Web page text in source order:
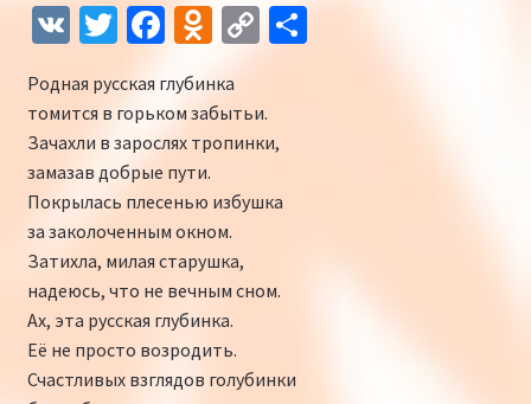
V T
tt
er
Fa
ce
b
o
o
k
O
n
o
as
sn
iki
C
p
y
n
О
Родная русская глубинка
томится в горьком забытьи.
Зачахли в зарослях тропинки,
замазав добрые пути.
Покрылась плесенью избушка
за заколоченным окном.
Затихла, милая старушка,
надеюсь, что не вечным сном.
Ах, эта русская глубинка.
Её не просто возродить.
Счастливых взглядов голубинки